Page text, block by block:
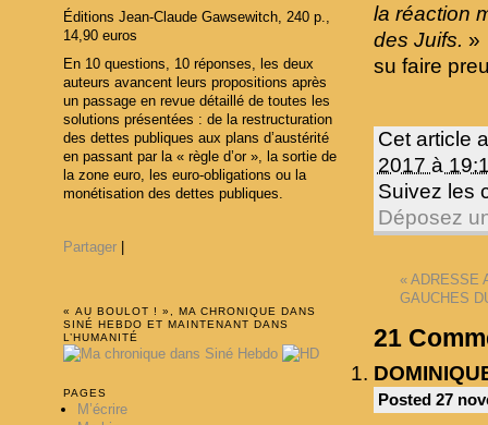
la réaction
des Juifs. »
su faire
Cet article
2017 à
Suivez les
Déposez
«ADRESSE
GAUCHES
21
Posted 27
Éditions Jean-Claude Gawsewitch, 240 p.,
14,90 euros
En 10 questions, 10 réponses, les deux
auteurs avancent leurs propositions après
un passage en revue détaillé de toutes les
solutions présentées : de la restructuration
des dettes publiques aux plans d’austérité
en passant par la « règle d’or », la sortie de
la zone euro, les euro-obligations ou la
monétisation des dettes publiques.
Partager
« AU BOULOT ! », MA CHRONIQUE DANS
SINÉ HEBDO ET MAINTENANT DANS
L’HUMANITÉ
PAGES
M’écrire